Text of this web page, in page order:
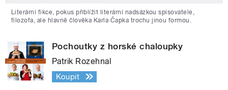
Literární fikce, pokus přiblížit literární nadsázkou spisovatele,
filozofa, ale hlavně člověka Karla Čapka trochu jinou formou.
Pochoutky z horské chaloupky
Patrik Rozehnal
Koupit